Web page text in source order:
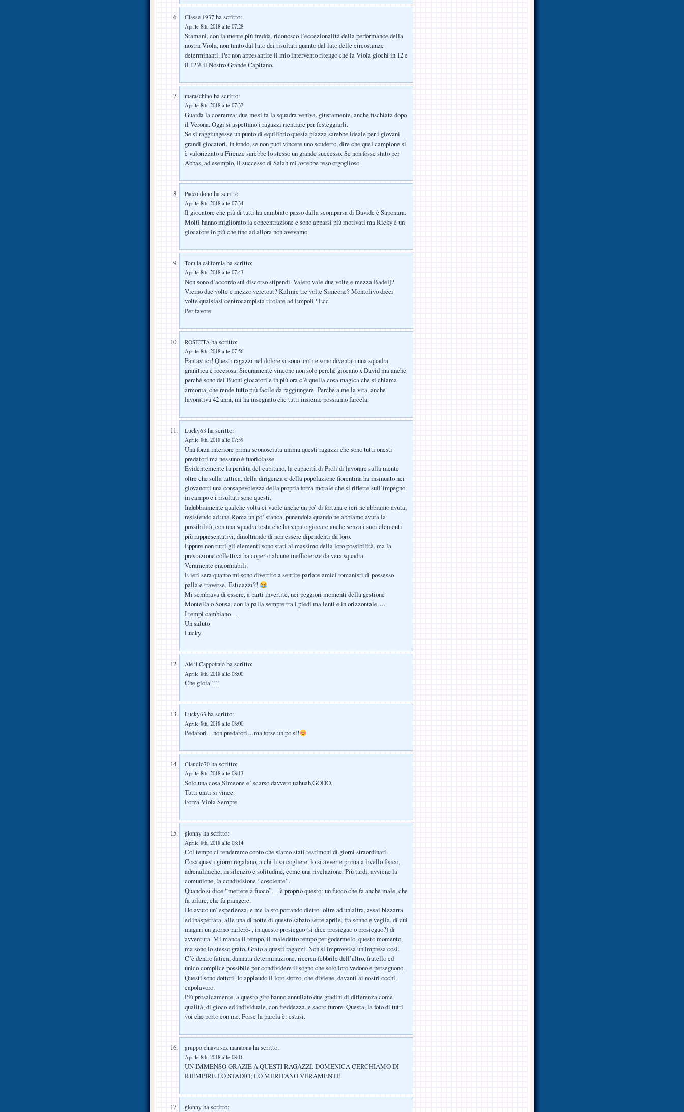
Classe 1937 ha scritto:
Aprile 8th, 2018 alle 07:28
Stamani, con la mente più fredda, riconosco l’eccezionalità della performance della
nostra Viola, non tanto dal lato dei risultati quanto dal lato delle circostanze
determinanti. Per non appesantire il mio intervento ritengo che la Viola giochi in 12 e
il 12’è il Nostro Grande Capitano.
maraschino ha scritto:
Aprile 8th, 2018 alle 07:32
Guarda la coerenza: due mesi fa la squadra veniva, giustamente, anche fischiata dopo
il Verona. Oggi si aspettano i ragazzi rientrare per festeggiarli.
Se si raggiungesse un punto di equilibrio questa piazza sarebbe ideale per i giovani
grandi giocatori. In fondo, se non puoi vincere uno scudetto, dire che quel campione si
è valorizzato a Firenze sarebbe lo stesso un grande successo. Se non fosse stato per
Abbas, ad esempio, il successo di Salah mi avrebbe reso orgoglioso.
Pacco dono ha scritto:
Aprile 8th, 2018 alle 07:34
Il giocatore che più di tutti ha cambiato passo dalla scomparsa di Davide è Saponara.
Molti hanno migliorato la concentrazione e sono apparsi più motivati ma Ricky è un
giocatore in più che fino ad allora non avevamo.
Tom la california ha scritto:
Aprile 8th, 2018 alle 07:43
Non sono d’accordo sul discorso stipendi. Valero vale due volte e mezza Badelj?
Vicino due volte e mezzo veretout? Kalinic tre volte Simeone? Montolivo dieci
volte qualsiasi centrocampista titolare ad Empoli? Ecc
Per favore
ROSETTA ha scritto:
Aprile 8th, 2018 alle 07:56
Fantastici! Questi ragazzi nel dolore si sono uniti e sono diventati una squadra
granitica e rocciosa. Sicuramente vincono non solo perché giocano x David ma anche
perché sono dei Buoni giocatori e in più ora c’è quella cosa magica che si chiama
armonia, che rende tutto più facile da raggiungere. Perché a me la vita, anche
lavorativa 42 anni, mi ha insegnato che tutti insieme possiamo farcela.
Lucky63 ha scritto:
Aprile 8th, 2018 alle 07:59
Una forza interiore prima sconosciuta anima questi ragazzi che sono tutti onesti
predatori ma nessuno è fuoriclasse.
Evidentemente la perdita del capitano, la capacità di Pioli di lavorare sulla mente
oltre che sulla tattica, della dirigenza e della popolazione fiorentina ha insinuato nei
giovanotti una consapevolezza della propria forza morale che si riflette sull’impegno
in campo e i risultati sono questi.
Indubbiamente qualche volta ci vuole anche un po’ di fortuna e ieri ne abbiamo avuta,
resistendo ad una Roma un po’ stanca, punendola quando ne abbiamo avuta la
possibilità, con una squadra tosta che ha saputo giocare anche senza i suoi elementi
più rappresentativi, dinoltrando di non essere dipendenti da loro.
Eppure non tutti gli elementi sono stati al massimo della loro possibilità, ma la
prestazione collettiva ha coperto alcune inefficienze da vera squadra.
Veramente encomiabili.
E ieri sera quanto mi sono divertito a sentire parlare amici romanisti di possesso
palla e traverse. Esticazzi?!
Mi sembrava di essere, a parti invertite, nei peggiori momenti della gestione
Montella o Sousa, con la palla sempre tra i piedi ma lenti e in orizzontale…..
I tempi cambiano….
Un saluto
Lucky
Ale il Cappottaio ha scritto:
Aprile 8th, 2018 alle 08:00
Che gioia !!!!
Lucky63 ha scritto:
Aprile 8th, 2018 alle 08:00
Pedatori…non predatori…ma forse un po si!
Claudio70 ha scritto:
Aprile 8th, 2018 alle 08:13
Solo una cosa,Simeone e’ scarso davvero,uahuah,GODO.
Tutti uniti si vince.
Forza Viola Sempre
gionny ha scritto:
Aprile 8th, 2018 alle 08:14
Col tempo ci renderemo conto che siamo stati testimoni di giorni straordinari.
Cosa questi giorni regalano, a chi li sa cogliere, lo si avverte prima a livello fisico,
adrenaliniche, in silenzio e solitudine, come una rivelazione. Più tardi, avviene la
comunione, la condivisione “cosciente”.
Quando si dice “mettere a fuoco”… è proprio questo: un fuoco che fa anche male, che
fa urlare, che fa piangere.
Ho avuto un’ esperienza, e me la sto portando dietro -oltre ad un’altra, assai bizzarra
ed inaspettata, alle una di notte di questo sabato sette aprile, fra sonno e veglia, di cui
magari un giorno parlerò- , in questo prosieguo (si dice prosieguo o prosieguo?) di
avventura. Mi manca il tempo, il maledetto tempo per godermelo, questo momento,
ma sono lo stesso grato. Grato a questi ragazzi. Non si improvvisa un’impresa così.
C’è dentro fatica, dannata determinazione, ricerca febbrile dell’altro, fratello ed
unico complice possibile per condividere il sogno che solo loro vedono e perseguono.
Questi sono dottori. Io applaudo il loro sforzo, che diviene, davanti ai nostri occhi,
capolavoro.
Più prosaicamente, a questo giro hanno annullato due gradini di differenza come
qualità, di gioco ed individuale, con freddezza, e sacro furore. Questa, la foto di tutti
voi che porto con me. Forse la parola è: estasi.
gruppo chiava sez.maratona ha scritto:
Aprile 8th, 2018 alle 08:16
UN IMMENSO GRAZIE A QUESTI RAGAZZI. DOMENICA CERCHIAMO DI
RIEMPIRE LO STADIO; LO MERITANO VERAMENTE.
gionny ha scritto: